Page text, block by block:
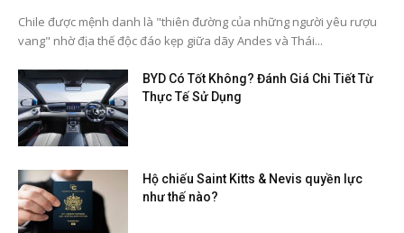
Chile được mệnh danh là "thiên đường của những người yêu rượu
vang" nhờ địa thế độc đáo kẹp giữa dãy Andes và Thái...
BYD Có Tốt Không? Đánh Giá Chi Tiết Từ
Thực Tế Sử Dụng
Hộ chiếu Saint Kitts & Nevis quyền lực
như thế nào?